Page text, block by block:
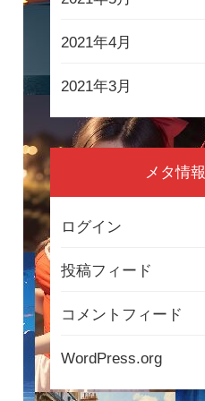
2021年4月
2021年3月
メタ情報
ログイン
投稿フィード
コメントフィード
WordPress.org